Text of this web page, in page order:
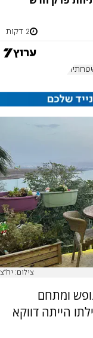
2 דקות
צילום: יח"צ
ומתחם
הייתה דווקא